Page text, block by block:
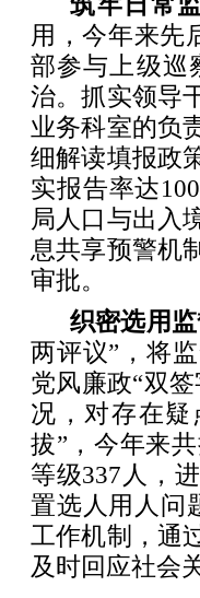
用，今年来先
部参与上级巡
治。抓实领导
业务科室的负
细解读填报政
实报告率达
局人口与出入
息共享预警机
审批。
织密选用监
两评议”，将
党风廉政“双
况，对存在
拔”，今年来
等级337人，
置选人用人问
工作机制，通
及时回应社会